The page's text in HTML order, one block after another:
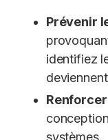
Prévenir
identifiez